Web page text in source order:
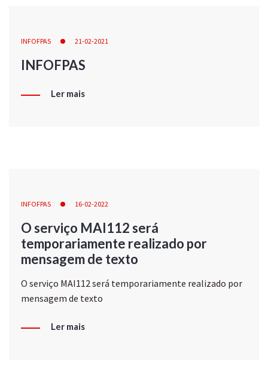
INFOFPAS 21-02-2021
INFOFPAS
Ler mais
INFOFPAS 16-02-2022
O serviço MAI112 será
temporariamente realizado por
mensagem de texto
O serviço MAI112 será temporariamente realizado por
mensagem de texto
Ler mais